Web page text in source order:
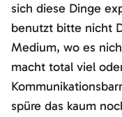
sich diese Dinge
benutzt bitte nicht
Medium, wo es
macht total viel
spüre das kaum